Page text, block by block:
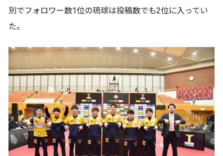
別でフォロワー数1位の琉球は投稿数でも2位に入ってい
た。